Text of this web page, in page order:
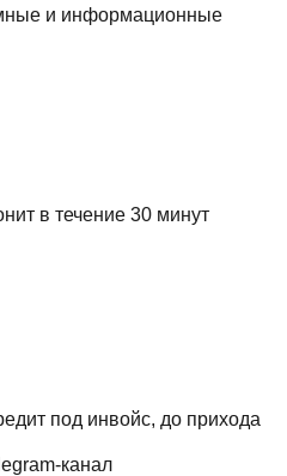
и информационные
в течение 30 минут
под инвойс, до прихода
канал